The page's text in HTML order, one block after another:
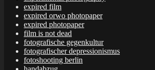
expired film
expired orwo photopaper
expired photopaper
film is not dead
fotografische gegenkultur
fotografischer depressionismus
fotoshooting berlin